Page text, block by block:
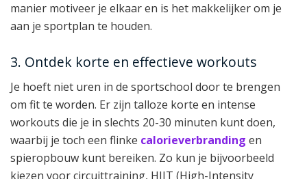
manier motiveer je elkaar en is het makkelijker om je
aan je sportplan te houden.
3. Ontdek korte en effectieve workouts
Je hoeft niet uren in de sportschool door te brengen
om fit te worden. Er zijn talloze korte en intense
workouts die je in slechts 20-30 minuten kunt doen,
waarbij je toch een flinke calorieverbranding en
spieropbouw kunt bereiken. Zo kun je bijvoorbeeld
kiezen voor circuittraining, HIIT (High-Intensity